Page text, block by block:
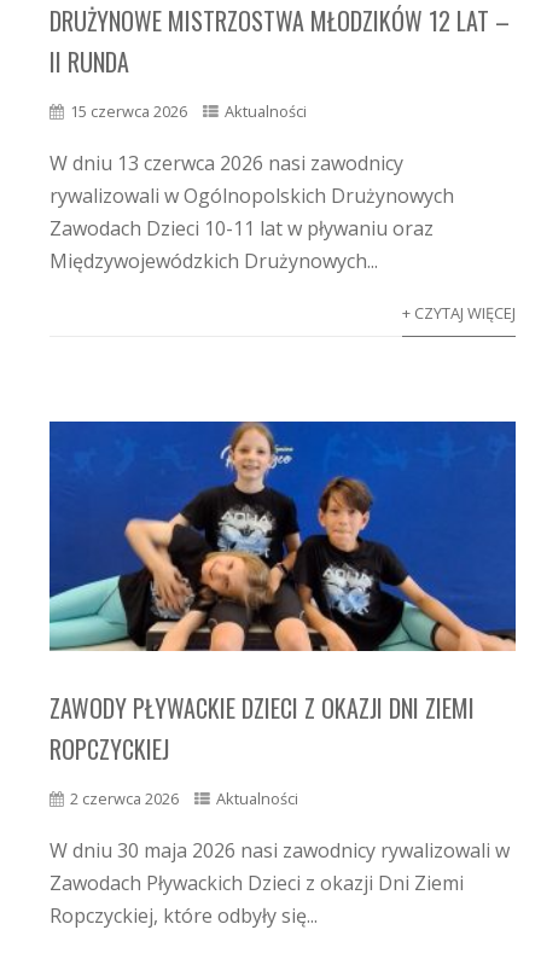
DRUŻYNOWE MISTRZOSTWA MŁODZIKÓW 12 LAT –
II RUNDA
15 czerwca 2026 Aktualności
W dniu 13 czerwca 2026 nasi zawodnicy
rywalizowali w Ogólnopolskich Drużynowych
Zawodach Dzieci 10-11 lat w pływaniu oraz
Międzywojewódzkich Drużynowych...
+ CZYTAJ WIĘCEJ
ZAWODY PŁYWACKIE DZIECI Z OKAZJI DNI ZIEMI
ROPCZYCKIEJ
2 czerwca 2026 Aktualności
W dniu 30 maja 2026 nasi zawodnicy rywalizowali w
Zawodach Pływackich Dzieci z okazji Dni Ziemi
Ropczyckiej, które odbyły się...